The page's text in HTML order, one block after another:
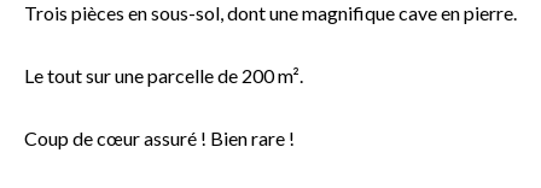
Trois pièces en sous-sol, dont une magnifique cave en pierre.
Le tout sur une parcelle de 200 m².
Coup de cœur assuré ! Bien rare !